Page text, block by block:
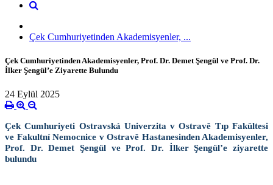
Çek Cumhuriyetinden Akademisyenler, ...
Çek Cumhuriyetinden Akademisyenler, Prof. Dr. Demet Şengül ve Prof. Dr.
İlker Şengül’e Ziyarette Bulundu
24 Eylül 2025
Çek Cumhuriyeti Ostravská Univerzita v Ostravě Tıp Fakültesi
ve Fakultní Nemocnice v Ostravě Hastanesinden Akademisyenler,
Prof. Dr. Demet Şengül ve Prof. Dr. İlker Şengül’e ziyarette
bulundu